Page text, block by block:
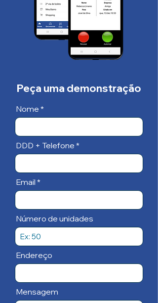
Peça uma demonstração
Nome
DDD + Telefone
Email
Número de unidades
Endereço
Mensagem